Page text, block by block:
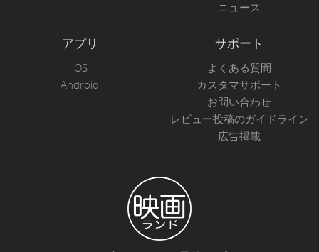
ニュース
アプリ
iOS
Android
サポート
よくある質問
カスタマサポート
お問い合わせ
レビュー投稿のガイドライン
広告掲載